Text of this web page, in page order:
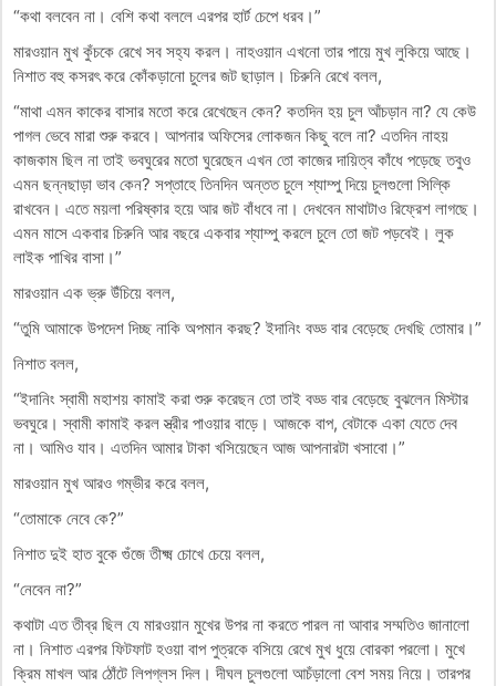
“কথা বলবেন না। বেশি কথা বললে এরপর হার্ট চেপে ধরব।”
মারওয়ান মুখ কুঁচকে রেখে সব সহ্য করল। নাহওয়ান এখনো তার পায়ে মুখ লুকিয়ে আছে।
নিশাত বহু কসরৎ করে কোঁকড়ানো চুলের জট ছাড়াল। চিরুনি রেখে বলল,
“মাথা এমন কাকের বাসার মতো করে রেখেছেন কেন? কতদিন হয় চুল আঁচড়ান না? যে কেউ
পাগল ভেবে মারা শুরু করবে। আপনার অফিসের লোকজন কিছু বলে না? এতদিন নাহয়
কাজকাম ছিল না তাই ভবঘুরের মতো ঘুরেছেন এখন তো কাজের দায়িত্ব কাঁধে পড়েছে তবুও
এমন ছন্নছাড়া ভাব কেন? সপ্তাহে তিনদিন অন্তত চুলে শ্যাম্পু দিয়ে চুলগুলো সিল্কি
রাখবেন। এতে ময়লা পরিষ্কার হয়ে আর জট বাঁধবে না। দেখবেন মাথাটাও রিফ্রেশ লাগছে।
এমন মাসে একবার চিরুনি আর বছরে একবার শ্যাম্পু করলে চুলে তো জট পড়বেই। লুক
লাইক পাখির বাসা।”
মারওয়ান এক ভ্রু উঁচিয়ে বলল,
“তুমি আমাকে উপদেশ দিচ্ছ নাকি অপমান করছ? ইদানিং বড্ড বার বেড়েছে দেখছি তোমার।”
নিশাত বলল,
“ইদানিং স্বামী মহাশয় কামাই করা শুরু করেছন তো তাই বড্ড বার বেড়েছে বুঝলেন মিস্টার
ভবঘুরে। স্বামী কামাই করল স্ত্রীর পাওয়ার বাড়ে। আজকে বাপ, বেটাকে একা যেতে দেব
না। আমিও যাব। এতদিন আমার টাকা খসিয়েছেন আজ আপনারটা খসাবো।”
মারওয়ান মুখ আরও গম্ভীর করে বলল,
“তোমাকে নেবে কে?”
নিশাত দুই হাত বুকে গুঁজে তীক্ষ্ম চোখে চেয়ে বলল,
“নেবেন না?”
কথাটা এত তীব্র ছিল যে মারওয়ান মুখের উপর না করতে পারল না আবার সম্মতিও জানালো
না। নিশাত এরপর ফিটফাট হওয়া বাপ পুত্রকে বসিয়ে রেখে মুখ ধুয়ে বোরকা পরলো। মুখে
ক্রিম মাখল আর ঠোঁটে লিপগ্লস দিল। দীঘল চুলগুলো আচঁড়ালো বেশ সময় নিয়ে। তারপর